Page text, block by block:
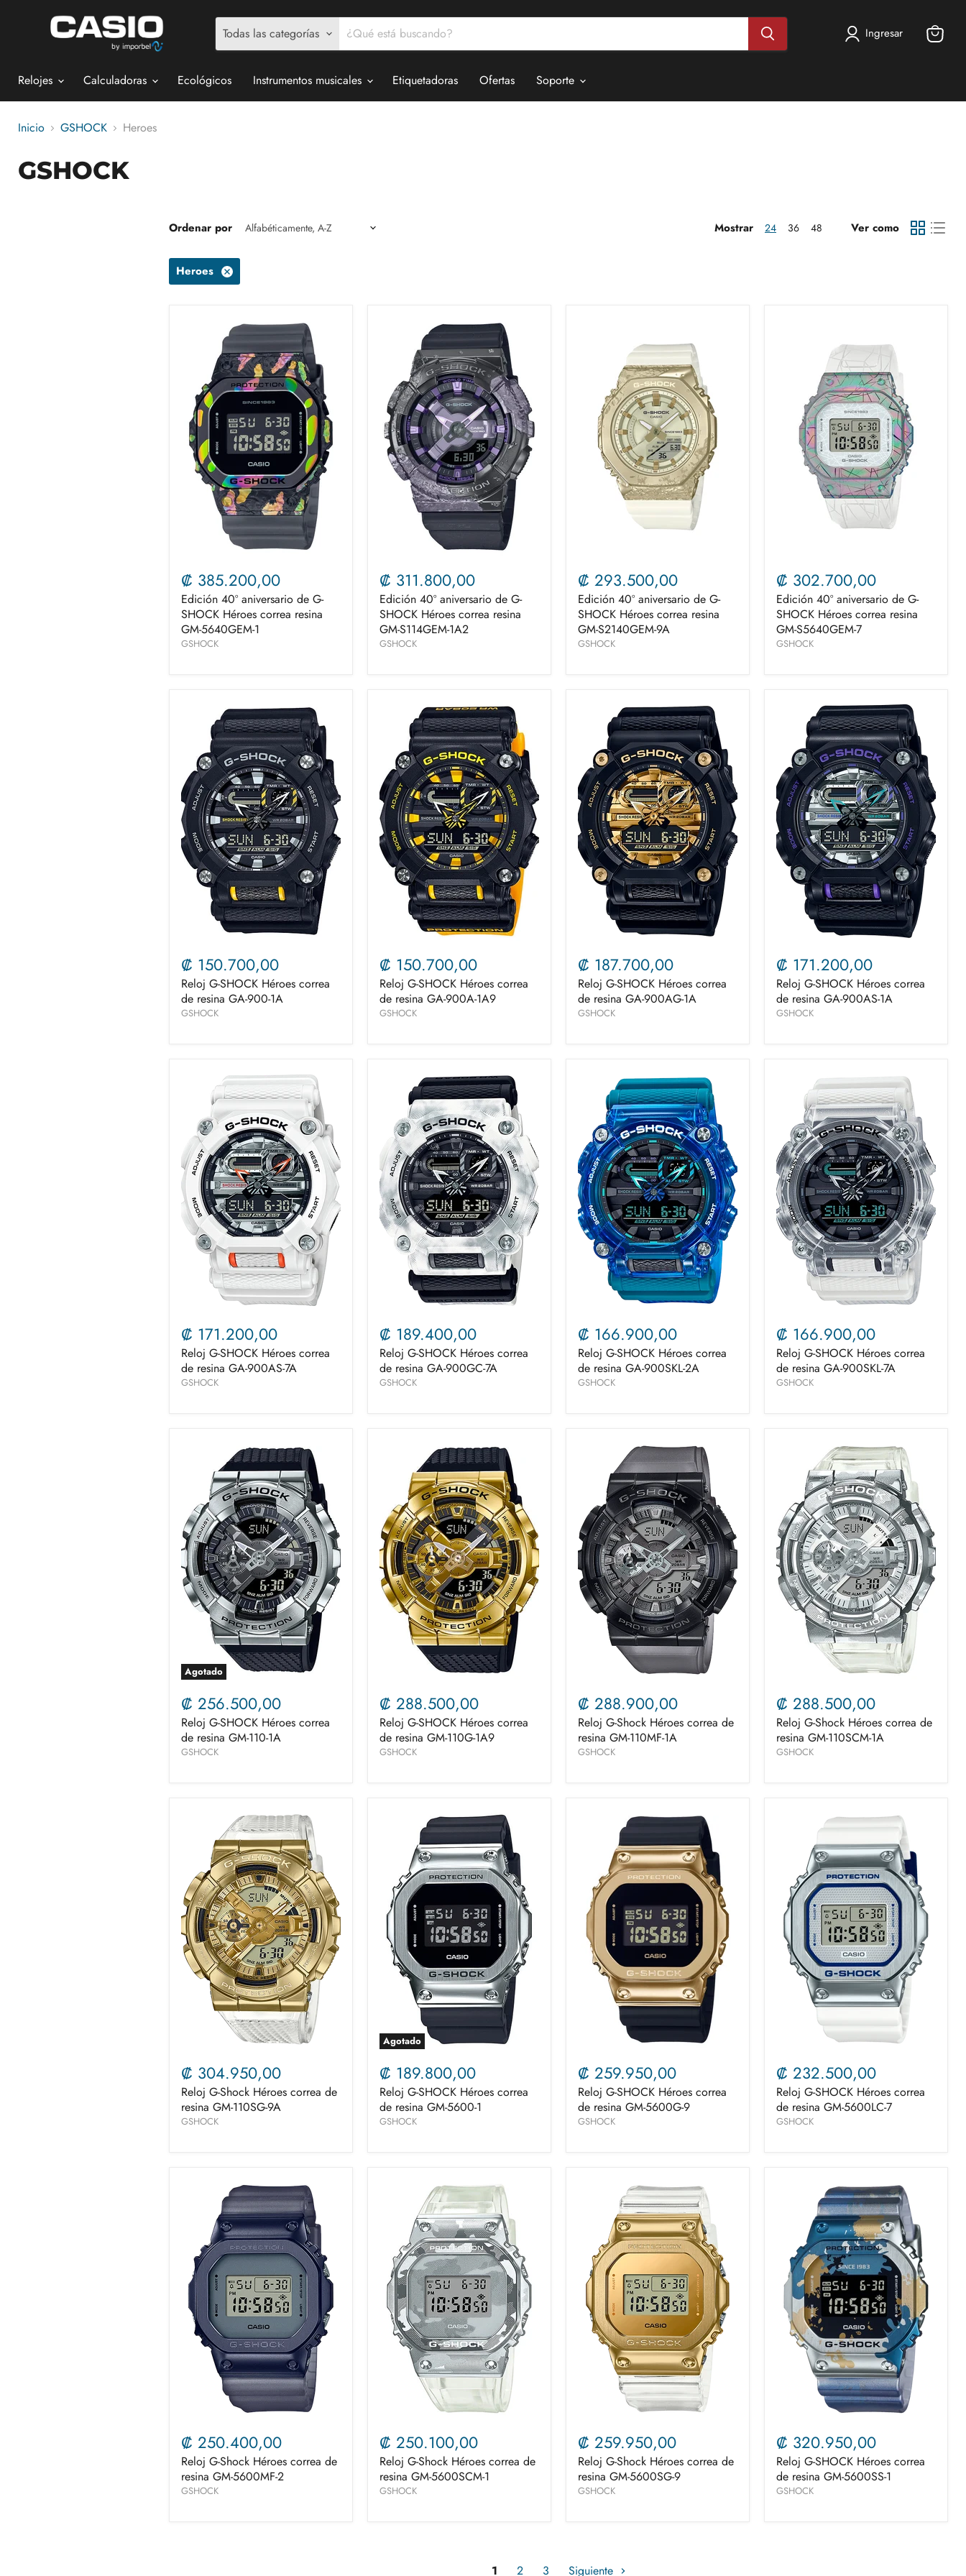
Todas las categorías Ingresar
Ver
Relojes
Calculadoras Ecológicos Instrumentos musicales Etiquetadoras Ofertas Soporte
Inicio GSHOCK Heroes
GSHOCK
Ordenar por Mostrar 24 36 48 Ver como
Heroes
₡ 385.200,00
Edición 40º aniversario de G-
SHOCK Héroes correa resina
GM-5640GEM-1
GSHOCK
₡ 311.800,00
Edición 40º aniversario de G-
SHOCK Héroes correa resina
GM-S114GEM-1A2
GSHOCK
₡ 293.500,00
Edición 40º aniversario de G-
SHOCK Héroes correa resina
GM-S2140GEM-9A
GSHOCK
₡ 302.700,00
Edición 40º aniversario de G-
SHOCK Héroes correa resina
GM-S5640GEM-7
GSHOCK
₡ 150.700,00
Reloj G-SHOCK Héroes correa
de resina GA-900-1A
GSHOCK
₡ 150.700,00
Reloj G-SHOCK Héroes correa
de resina GA-900A-1A9
GSHOCK
₡ 187.700,00
Reloj G-SHOCK Héroes correa
de resina GA-900AG-1A
GSHOCK
₡ 171.200,00
Reloj G-SHOCK Héroes correa
de resina GA-900AS-1A
GSHOCK
₡ 171.200,00
Reloj G-SHOCK Héroes correa
de resina GA-900AS-7A
GSHOCK
₡ 189.400,00
Reloj G-SHOCK Héroes correa
de resina GA-900GC-7A
GSHOCK
₡ 166.900,00
Reloj G-SHOCK Héroes correa
de resina GA-900SKL-2A
GSHOCK
₡ 166.900,00
Reloj G-SHOCK Héroes correa
de resina GA-900SKL-7A
GSHOCK
Agotado
₡ 256.500,00
Reloj G-SHOCK Héroes correa
de resina GM-110-1A
GSHOCK
₡ 288.500,00
Reloj G-SHOCK Héroes correa
de resina GM-110G-1A9
GSHOCK
₡ 288.900,00
Reloj G-Shock Héroes correa de
resina GM-110MF-1A
GSHOCK
₡ 288.500,00
Reloj G-Shock Héroes correa de
resina GM-110SCM-1A
GSHOCK
₡ 304.950,00
Reloj G-Shock Héroes correa de
resina GM-110SG-9A
GSHOCK
Agotado
₡ 189.800,00
Reloj G-SHOCK Héroes correa
de resina GM-5600-1
GSHOCK
₡ 259.950,00
Reloj G-SHOCK Héroes correa
de resina GM-5600G-9
GSHOCK
₡ 232.500,00
Reloj G-SHOCK Héroes correa
de resina GM-5600LC-7
GSHOCK
₡ 250.400,00
Reloj G-Shock Héroes correa de
resina GM-5600MF-2
GSHOCK
₡ 250.100,00
Reloj G-Shock Héroes correa de
resina GM-5600SCM-1
GSHOCK
₡ 259.950,00
Reloj G-Shock Héroes correa de
resina GM-5600SG-9
GSHOCK
₡ 320.950,00
Reloj G-SHOCK Héroes correa
de resina GM-5600SS-1
GSHOCK
1 2 3 Siguiente